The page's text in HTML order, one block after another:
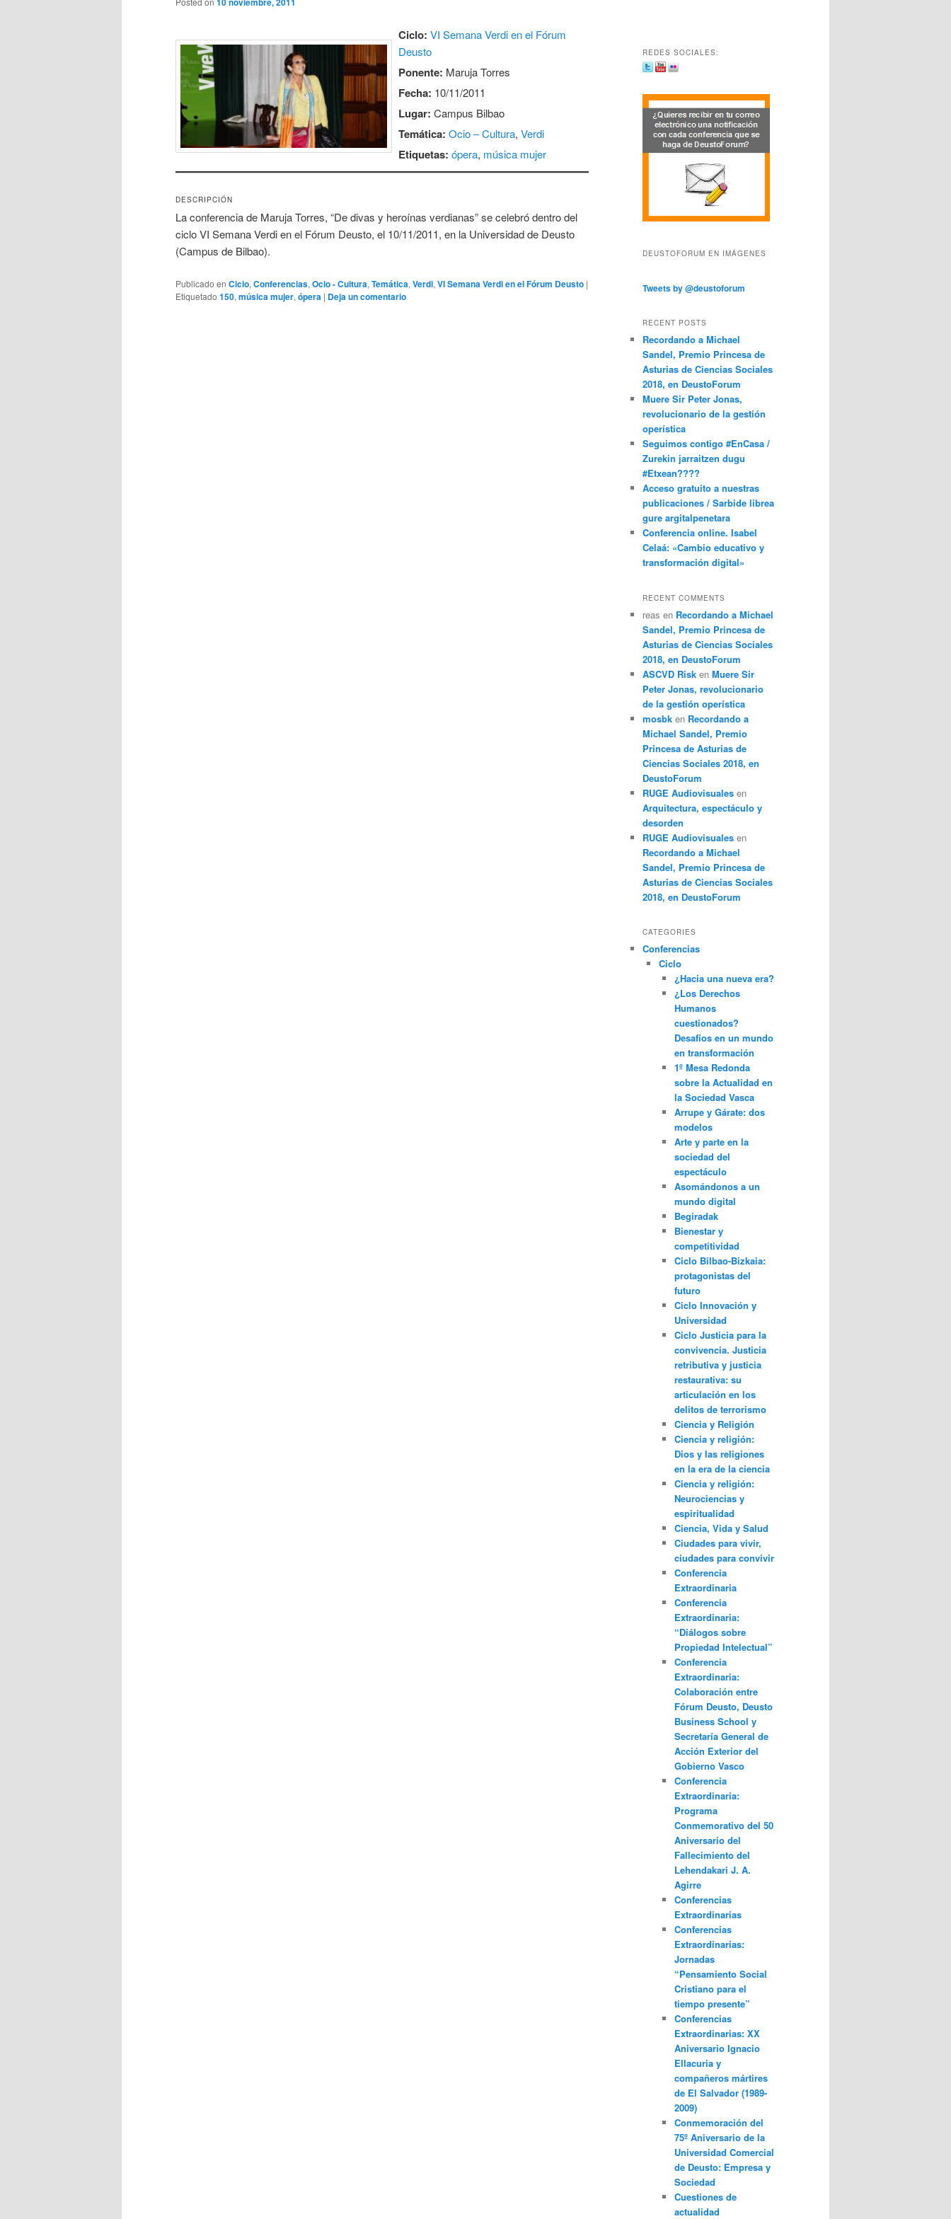
Ciclo: VI Semana Verdi en el Fórum
Deusto
Ponente: Maruja Torres
Fecha: 10/11/2011
Lugar: Campus Bilbao
Temática: Ocio – Cultura,Verdi
Etiquetas: ópera, música mujer
DESCRIPCIÓN
La conferencia de Maruja Torres, “De divas y heroínas verdianas” se celebró dentro del
ciclo VI Semana Verdi en el Fórum Deusto, el 10/11/2011, en la Universidad de Deusto
(Campus de Bilbao).
Publicado en Ciclo, Conferencias, Ocio - Cultura, Temática, Verdi, VI Semana Verdi en el Fórum Deusto |
Etiquetado 150, música mujer, ópera | Deja un comentario
REDES SOCIALES:
DEUSTOFORUM EN IMÁGENES
Tweets by @deustoforum
RECENT POSTS
Recordando a Michael
Sandel, Premio Princesa de
Asturias de Ciencias Sociales
2018, en DeustoForum
Muere Sir Peter Jonas,
revolucionario de la gestión
operística
Seguimos contigo #EnCasa /
Zurekin jarraitzen dugu
#Etxean????
Acceso gratuito a nuestras
publicaciones / Sarbide librea
gure argitalpenetara
Conferencia online. Isabel
Celaá: «Cambio educativo y
transformación digital»
RECENT COMMENTS
reas en Recordando a Michael
Sandel, Premio Princesa de
Asturias de Ciencias Sociales
2018, en DeustoForum
ASCVD Risk en Muere Sir
Peter Jonas, revolucionario
de la gestión operística
mosbk en Recordando a
Michael Sandel, Premio
Princesa de Asturias de
Ciencias Sociales 2018, en
DeustoForum
RUGE Audiovisuales en
Arquitectura, espectáculo y
desorden
RUGE Audiovisuales en
Recordando a Michael
Sandel, Premio Princesa de
Asturias de Ciencias Sociales
2018, en DeustoForum
CATEGORIES
Conferencias
Ciclo
¿Hacia una nueva era?
¿Los Derechos
Humanos
cuestionados?
Desafíos en un mundo
en transformación
1º Mesa Redonda
sobre la Actualidad en
la Sociedad Vasca
Arrupe y Gárate: dos
modelos
Arte y parte en la
sociedad del
espectáculo
Asomándonos a un
mundo digital
Begiradak
Bienestar y
competitividad
Ciclo Bilbao-Bizkaia:
protagonistas del
futuro
Ciclo Innovación y
Universidad
Ciclo Justicia para la
convivencia. Justicia
retributiva y justicia
restaurativa: su
articulación en los
delitos de terrorismo
Ciencia y Religión
Ciencia y religión:
Dios y las religiones
en la era de la ciencia
Ciencia y religión:
Neurociencias y
espiritualidad
Ciencia, Vida y Salud
Ciudades para vivir,
ciudades para convivir
Conferencia
Extraordinaria
Conferencia
Extraordinaria:
“Diálogos sobre
Propiedad Intelectual”
Conferencia
Extraordinaria:
Colaboración entre
Fórum Deusto, Deusto
Business School y
Secretaría General de
Acción Exterior del
Gobierno Vasco
Conferencia
Extraordinaria:
Programa
Conmemorativo del 50
Aniversario del
Fallecimiento del
Lehendakari J. A.
Agirre
Conferencias
Extraordinarias
Conferencias
Extraordinarias:
Jornadas
“Pensamiento Social
Cristiano para el
tiempo presente”
Conferencias
Extraordinarias: XX
Aniversario Ignacio
Ellacuria y
compañeros mártires
de El Salvador (1989-
2009)
Conmemoración del
75º Aniversario de la
Universidad Comercial
de Deusto: Empresa y
Sociedad
Cuestiones de
actualidad